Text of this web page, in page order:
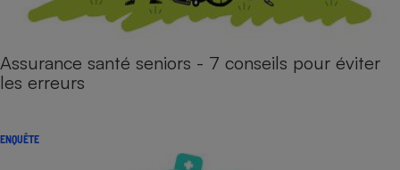
Assurance santé seniors - 7 conseils pour éviter
les erreurs
ENQUÊTE